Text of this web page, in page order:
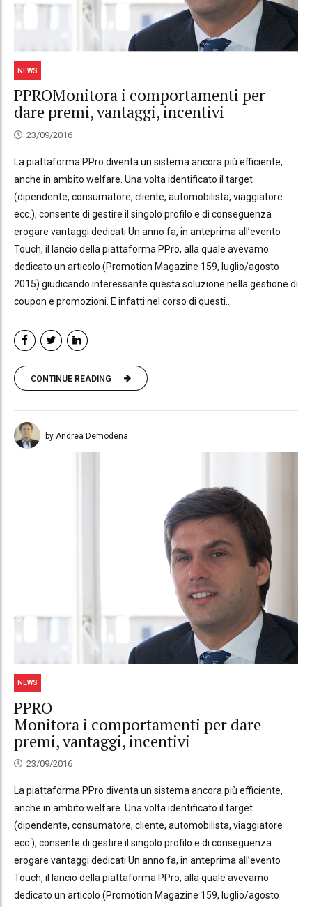
NEWS
PPROMonitora i comportamenti per
dare premi, vantaggi, incentivi
23/09/2016
La piattaforma PPro diventa un sistema ancora più efficiente,
anche in ambito welfare. Una volta identificato il target
(dipendente, consumatore, cliente, automobilista, viaggiatore
ecc.), consente di gestire il singolo profilo e di conseguenza
erogare vantaggi dedicati Un anno fa, in anteprima all’evento
Touch, il lancio della piattaforma PPro, alla quale avevamo
dedicato un articolo (Promotion Magazine 159, luglio/agosto
2015) giudicando interessante questa soluzione nella gestione di
coupon e promozioni. E infatti nel corso di questi...
CONTINUE READING
by Andrea Demodena
NEWS
PPRO
Monitora i comportamenti per dare
premi, vantaggi, incentivi
23/09/2016
La piattaforma PPro diventa un sistema ancora più efficiente,
anche in ambito welfare. Una volta identificato il target
(dipendente, consumatore, cliente, automobilista, viaggiatore
ecc.), consente di gestire il singolo profilo e di conseguenza
erogare vantaggi dedicati Un anno fa, in anteprima all’evento
Touch, il lancio della piattaforma PPro, alla quale avevamo
dedicato un articolo (Promotion Magazine 159, luglio/agosto